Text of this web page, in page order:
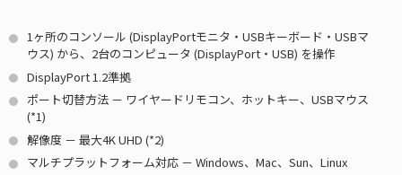
1ヶ所のコンソール (DisplayPortモニタ・USBキーボード・USBマ
ウス) から、2台のコンピュータ (DisplayPort・USB) を操作
DisplayPort 1.2準拠
ポート切替方法 － ワイヤードリモコン、ホットキー、USBマウス
(*1)
解像度 － 最大4K UHD (*2)
マルチプラットフォーム対応 － Windows、Mac、Sun、Linux